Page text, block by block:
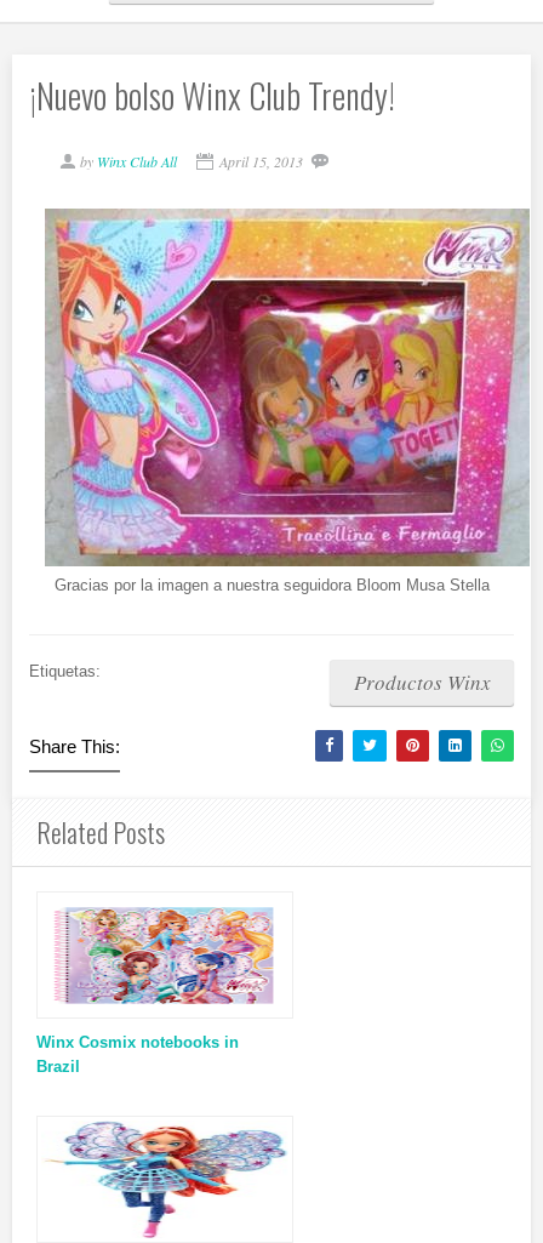
¡Nuevo bolso Winx Club Trendy!
by Winx Club All April 15, 2013
Gracias por la imagen a nuestra seguidora Bloom Musa Stella
Etiquetas: Productos Winx
Share This:
Related Posts
Winx Cosmix notebooks in
Brazil